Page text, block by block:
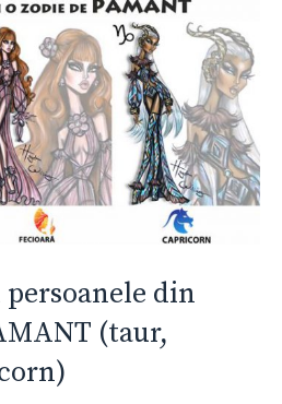
din
(taur,